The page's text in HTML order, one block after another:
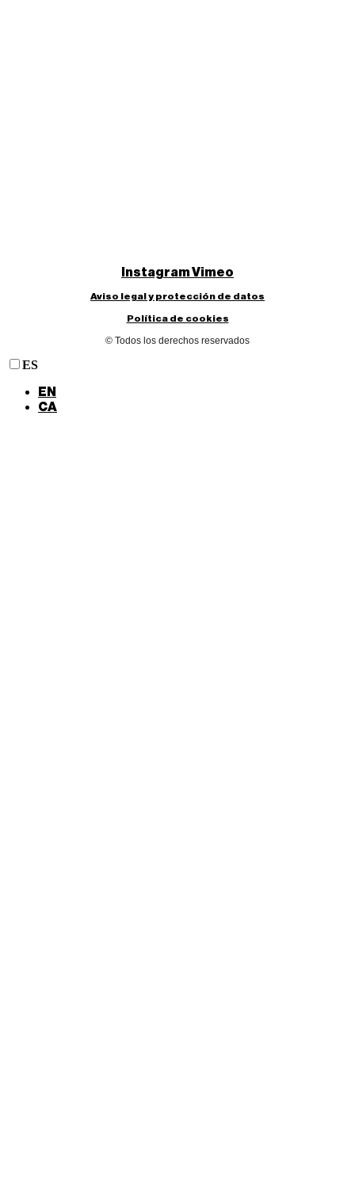
InstagramVimeo
Aviso legal y protección de datos
Política de cookies
© Todos los derechos reservados
ES
EN
CA